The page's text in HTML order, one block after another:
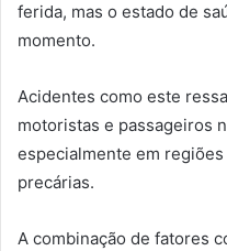
ferida, mas o estado de
momento.
Acidentes como este
motoristas e passageiros
especialmente em
precárias.
A combinação de fatores